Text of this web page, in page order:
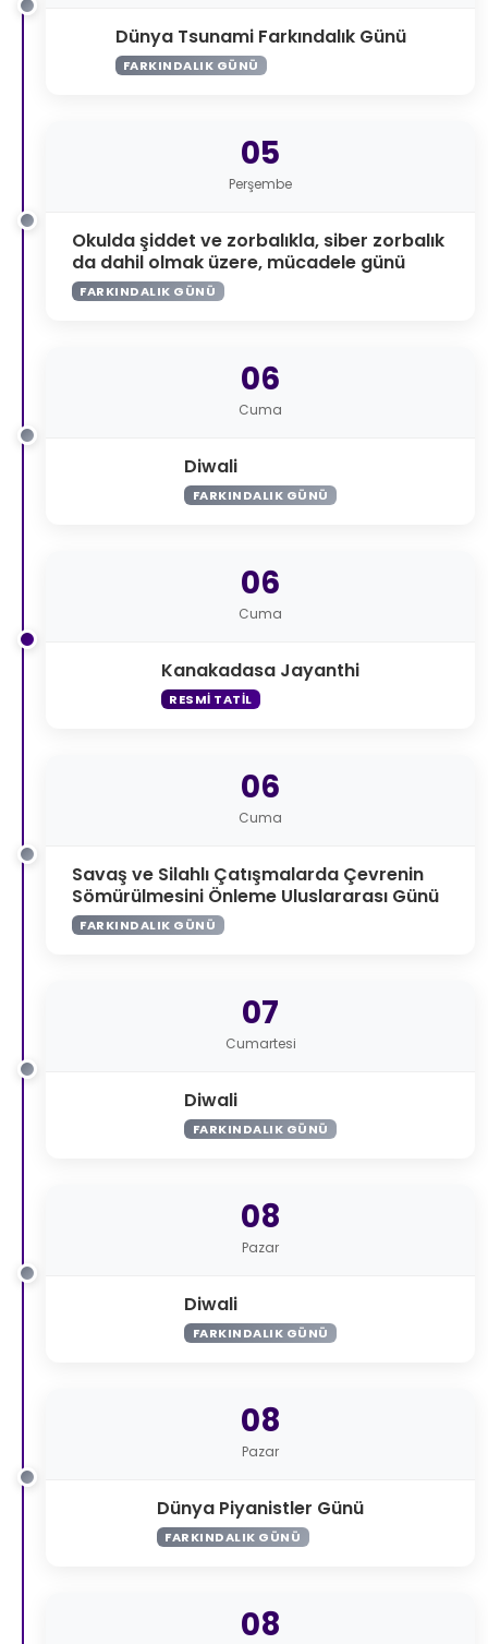
Dünya Tsunami Farkındalık Günü
FARKINDALIK GÜNÜ
05
Perşembe
Okulda şiddet ve zorbalıkla, siber zorbalık
da dahil olmak üzere, mücadele günü
FARKINDALIK GÜNÜ
06
Cuma
Diwali
FARKINDALIK GÜNÜ
06
Cuma
Kanakadasa Jayanthi
RESMI TATIL
06
Cuma
Savaş ve Silahlı Çatışmalarda Çevrenin
Sömürülmesini Önleme Uluslararası Günü
FARKINDALIK GÜNÜ
07
Cumartesi
Diwali
FARKINDALIK GÜNÜ
08
Pazar
Diwali
FARKINDALIK GÜNÜ
08
Pazar
Dünya Piyanistler Günü
FARKINDALIK GÜNÜ
08